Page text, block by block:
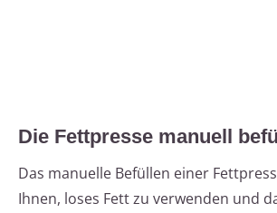
Die Fettpresse manuell
Das manuelle Befüllen einer
Ihnen, loses Fett zu verwenden und